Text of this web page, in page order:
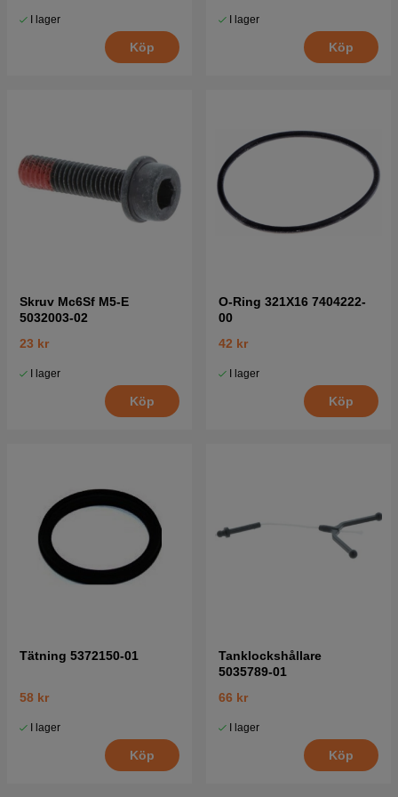
I lager
Köp
I lager
Köp
Skruv Mc6Sf M5-E
5032003-02
23 kr
I lager
Köp
O-Ring 321X16 7404222-
00
42 kr
I lager
Köp
Tätning 5372150-01
58 kr
I lager
Köp
Tanklockshållare
5035789-01
66 kr
I lager
Köp